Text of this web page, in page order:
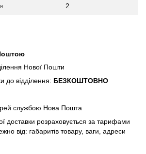
2
Нової Пошти
до відділення: БЕЗКОШТОВНО
службою Нова Пошта
доставки розраховується за тарифами
від: габаритів товару, ваги, адреси